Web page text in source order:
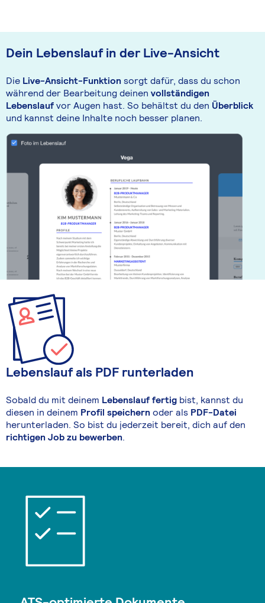
Dein Lebenslauf in der Live-Ansicht
Die Live-Ansicht-Funktionsorgt dafür, dass du schon
während der Bearbeitung deinen vollständigen
Lebenslaufvor Augen hast. So behältst du den Überblick
und kannst deine Inhalte noch besser planen.
Lebenslauf als PDF runterladen
Sobald du mit deinem Lebenslauf fertig bist, kannst du
diesen in deinem Profil speichernoder als PDF-Datei
herunterladen. So bist du jederzeit bereit, dich auf den
richtigen Job zu bewerben.